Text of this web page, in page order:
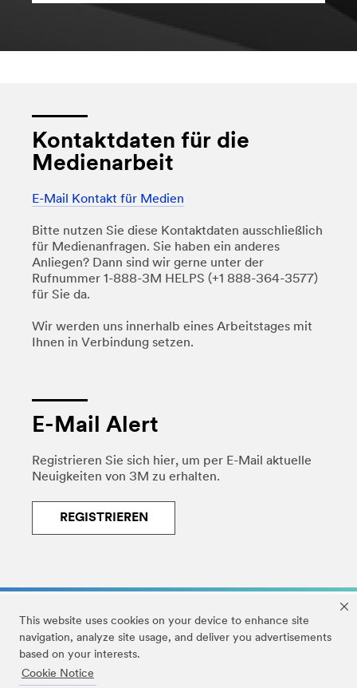
This website uses cookies on your device to enhance site
navigation, analyze site usage, and deliver you advertisements
based on your interests.
Cookie Notice
Kontaktdaten für die
Medienarbeit
E-Mail Kontakt für Medien
Bitte nutzen Sie diese Kontaktdaten ausschließlich
für Medienanfragen. Sie haben ein anderes
Anliegen? Dann sind wir gerne unter der
Rufnummer 1-888-3M HELPS (+1 888-364-3577)
für Sie da.
Wir werden uns innerhalb eines Arbeitstages mit
Ihnen in Verbindung setzen.
E-Mail Alert
Registrieren Sie sich hier, um per E-Mail aktuelle
Neuigkeiten von 3M zu erhalten.
REGISTRIEREN
Rechtliche Information und Impressum
DMCA (EN)